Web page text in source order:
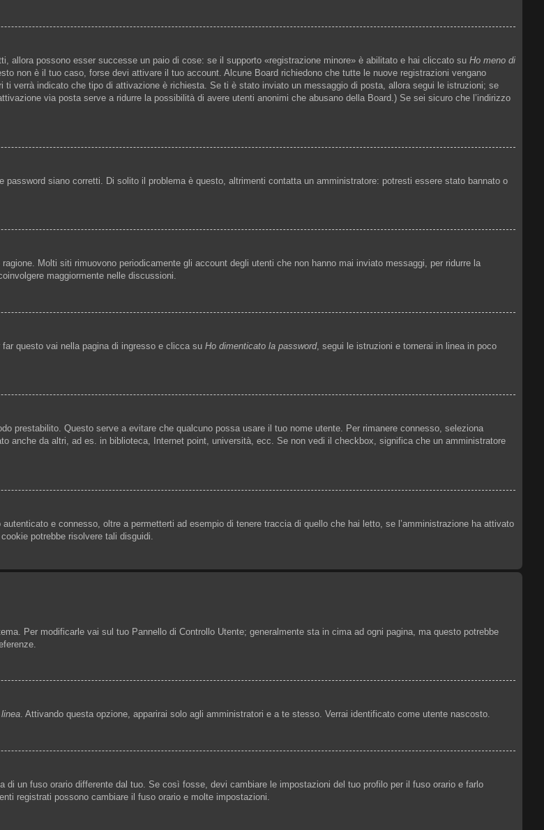
allora possono esser successe un paio di cose: se il supporto «registrazione minore» è abilitato e hai cliccato su Ho meno di
non è il tuo caso, forse devi attivare il tuo account. Alcune Board richiedono che tutte le nuove registrazioni vengano
verrà indicato che tipo di attivazione è richiesta. Se ti è stato inviato un messaggio di posta, allora segui le istruzioni; se
via posta serve a ridurre la possibilità di avere utenti anonimi che abusano della Board.) Se sei sicuro che l’indirizzo
siano corretti. Di solito il problema è questo, altrimenti contatta un amministratore: potresti essere stato bannato o
Molti siti rimuovono periodicamente gli account degli utenti che non hanno mai inviato messaggi, per ridurre la
maggiormente nelle discussioni.
questo vai nella pagina di ingresso e clicca su Ho dimenticato la password, segui le istruzioni e tornerai in linea in poco
prestabilito. Questo serve a evitare che qualcuno possa usare il tuo nome utente. Per rimanere connesso, seleziona
anche da altri, ad es. in biblioteca, Internet point, università, ecc. Se non vedi il checkbox, significa che un amministratore
e connesso, oltre a permetterti ad esempio di tenere traccia di quello che hai letto, se l’amministrazione ha attivato
potrebbe risolvere tali disguidi.
Per modificarle vai sul tuo Pannello di Controllo Utente; generalmente sta in cima ad ogni pagina, ma questo potrebbe
. Attivando questa opzione, apparirai solo agli amministratori e a te stesso. Verrai identificato come utente nascosto.
di un fuso orario differente dal tuo. Se così fosse, devi cambiare le impostazioni del tuo profilo per il fuso orario e farlo
registrati possono cambiare il fuso orario e molte impostazioni.